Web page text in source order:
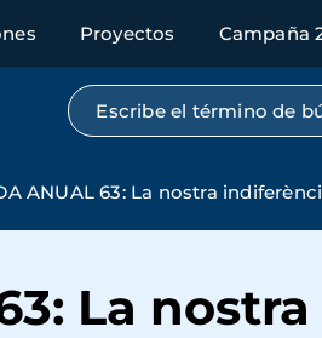
Proyectos Campaña
Búsqueda por texto
ANUAL 63: La nostra
La